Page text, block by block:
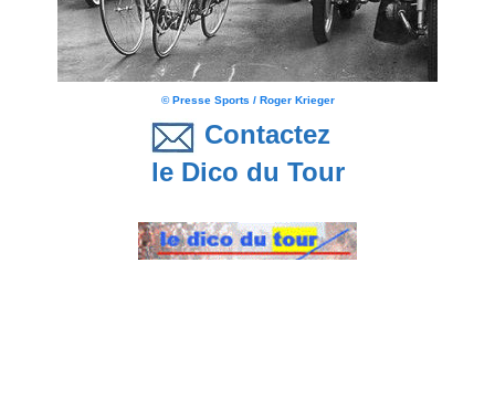
© Presse Sports / Roger Krieger
Contactez
le Dico du Tour